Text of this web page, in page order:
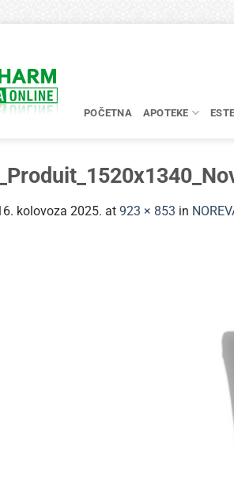
POČETNA APOTEKE
kolovoza 2025. at 923 × 853 in